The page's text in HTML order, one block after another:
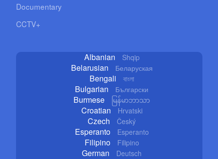
Documentary
CCTV+
Albanian Shqip
Belarusian Беларуская
Bengali বাংলা
Bulgarian Български
Burmese မြန်မာဘာသာ
Croatian Hrvatski
Czech Český
Esperanto Esperanto
Filipino Filipino
German Deutsch